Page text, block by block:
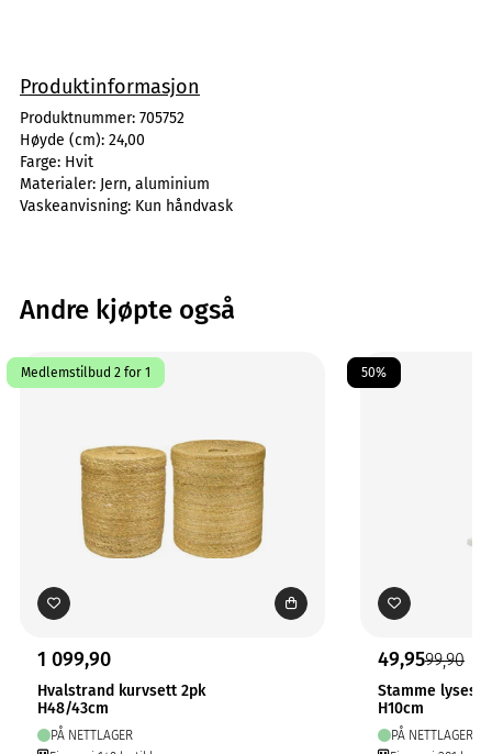
Produktinformasjon
Produktnummer: 705752
Høyde (cm): 24,00
Farge: Hvit
Materialer: Jern, aluminium
Vaskeanvisning: Kun håndvask
Andre kjøpte også
Medlemstilbud 2 for 1
1 099,90
Hvalstrand kurvsett 2pk
H48/43cm
PÅ NETTLAGER
50%
49,9599,90
Stamme
H10cm
PÅ NETTLAGER